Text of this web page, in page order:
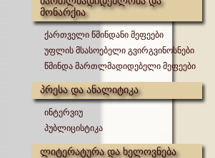
მონარქია
ქართველი წმინდანი მეფეები
უფლის მსასოებელი გვირგვინოსნები
წმინდა მართლმადიდებელი მეფეები
პრესა და ანალიტიკა
ინტერვიუ
პუბლიცისტიკა
ლიტერატურა და ხელოვნება